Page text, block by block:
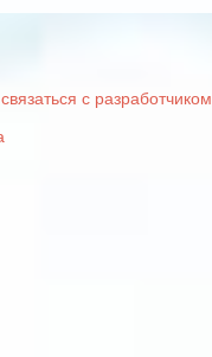
связаться с разработчиком